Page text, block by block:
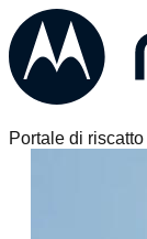
Portale di riscatto